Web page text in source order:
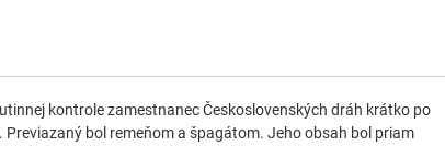
kontrole zamestnanec Československých dráh krátko po
bol remeňom a špagátom. Jeho obsah bol priam